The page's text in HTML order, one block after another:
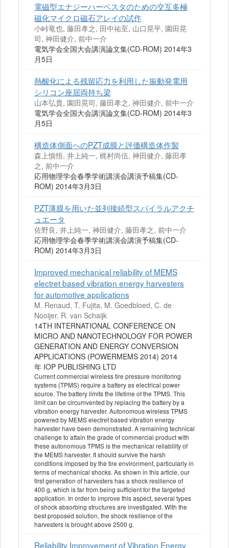
電磁型エナジーハーベスタのための交互多極
磁化マイクロ磁石アレイの試作
小峠竜也, 藤田孝之, 田中祐至, 山口晃平, 園田晃
司, 神田健介, 前中一介
電気学会全国大会講演論文集(CD-ROM) 2014年3
月5日
熱酸化による残留応力を利用した振動発電用
シリコン座屈両持ち梁
山本弘貴, 園田晃司, 藤田孝之, 神田健介, 前中一介
電気学会全国大会講演論文集(CD-ROM) 2014年3
月5日
構造体側面へのPZT成膜と評価構造体作製
森上慎悟, 井上純一, 梶村尚伍, 神田健介, 藤田孝
之, 前中一介
応用物理学会春季学術講演会講演予稿集(CD-
ROM) 2014年3月3日
PZT薄膜を用いた並列接続型スパイラルアクチ
ュエータ
佐野良, 井上純一, 神田健介, 藤田孝之, 前中一介
応用物理学会春季学術講演会講演予稿集(CD-
ROM) 2014年3月3日
Improved mechanical reliability of MEMS
electret based vibration energy harvesters
for automotive applications
M. Renaud, T. Fujita, M. Goedbloed, C. de
Nooijer, R. van Schaijk
14TH INTERNATIONAL CONFERENCE ON
MICRO AND NANOTECHNOLOGY FOR POWER
GENERATION AND ENERGY CONVERSION
APPLICATIONS (POWERMEMS 2014) 2014
年 IOP PUBLISHING LTD
Current commercial wireless tire pressure monitoring
systems (TPMS) require a battery as electrical power
source. The battery limits the lifetime of the TPMS. This
limit can be circumvented by replacing the battery by a
vibration energy harvester. Autonomous wireless TPMS
powered by MEMS electret based vibration energy
harvester have been demonstrated. A remaining technical
challenge to attain the grade of commercial product with
these autonomous TPMS is the mechanical reliability of
the MEMS harvester. It should survive the harsh
conditions imposed by the tire environment, particularly in
terms of mechanical shocks. As shown in this article, our
first generation of harvesters has a shock resilience of
400 g, which is far from being sufficient for the targeted
application. In order to improve this aspect, several types
of shock absorbing structures are investigated. With the
best proposed solution, the shock resilience of the
harvesters is brought above 2500 g.
Reliability Improvement of Vibration Energy